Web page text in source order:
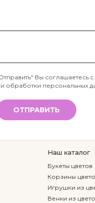
Вы соглашаетесь с
обработки персональных
ОТПРАВИТЬ
Наш каталог
Букеты цветов
Корзины
Игрушки из
Венки из